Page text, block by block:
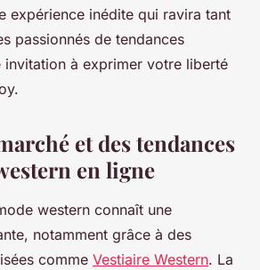
expérience inédite qui ravira tant
passionnés de tendances
invitation à exprimer votre liberté
et des tendances
en ligne
western connaît une
notamment grâce à des
comme Vestiaire Western. La